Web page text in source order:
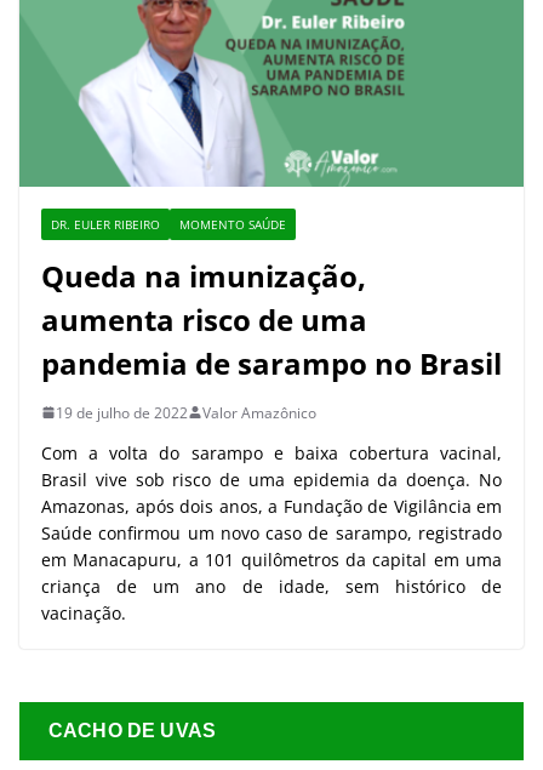
DR. EULER RIBEIRO MOMENTO SAÚDE
Queda na imunização,
aumenta risco de uma
pandemia de sarampo no Brasil
19 de julho de 2022 Valor Amazônico
Com a volta do sarampo e baixa cobertura vacinal,
Brasil vive sob risco de uma epidemia da doença. No
Amazonas, após dois anos, a Fundação de Vigilância em
Saúde confirmou um novo caso de sarampo, registrado
em Manacapuru, a 101 quilômetros da capital em uma
criança de um ano de idade, sem histórico de
vacinação.
CACHO DE UVAS